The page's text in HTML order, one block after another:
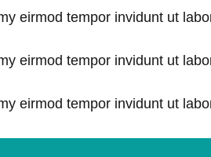
eirmod tempor invidunt ut
eirmod tempor invidunt ut
eirmod tempor invidunt ut